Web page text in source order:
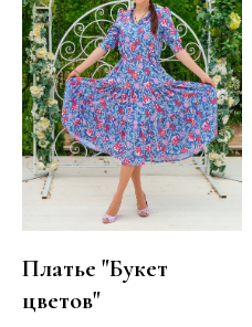
Платье "Букет
цветов"